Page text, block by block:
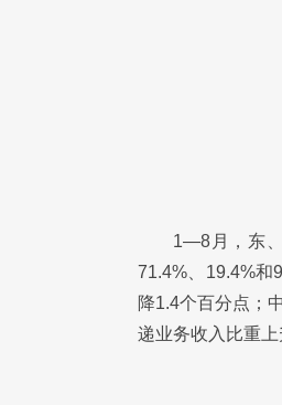
1—8月，东
71.4%、19.4%和
降1.4个百分点；
递业务收入比重